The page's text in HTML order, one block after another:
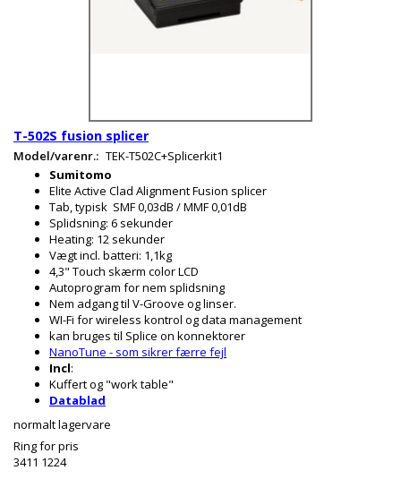
T-502S fusion splicer
Model/varenr.: TEK-T502C+Splicerkit1
Sumitomo
Elite Active Clad Alignment Fusion splicer
Tab, typisk SMF 0,03dB / MMF 0,01dB
Splidsning: 6 sekunder
Heating: 12 sekunder
Vægt incl. batteri: 1,1kg
4,3" Touch skærm color LCD
Autoprogram for nem splidsning
Nem adgang til V-Groove og linser.
WI-Fi for wireless kontrol og data management
kan bruges til Splice on konnektorer
NanoTune - som sikrer færre fejl
Incl:
Kuffert og "work table"
Datablad
normalt lagervare
Ring for pris
3411 1224